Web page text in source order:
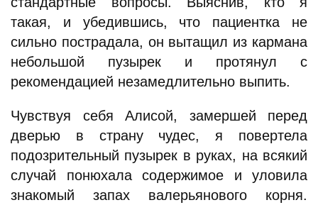
такая, и убедившись, что пациентка не
сильно пострадала, он вытащил из кармана
небольшой пузырек и протянул с
рекомендацией незамедлительно выпить.
Чувствуя себя Алисой, замершей перед
дверью в страну чудес, я повертела
подозрительный пузырек в руках, на всякий
случай понюхала содержимое и уловила
знакомый запах валерьянового корня.